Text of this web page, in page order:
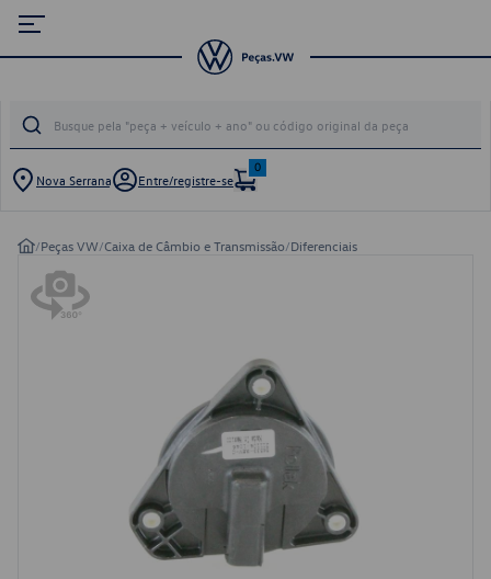
Nova Serrana Entre/registre-se
0
/Peças VW/Caixa de Câmbio e Transmissão/Diferenciais